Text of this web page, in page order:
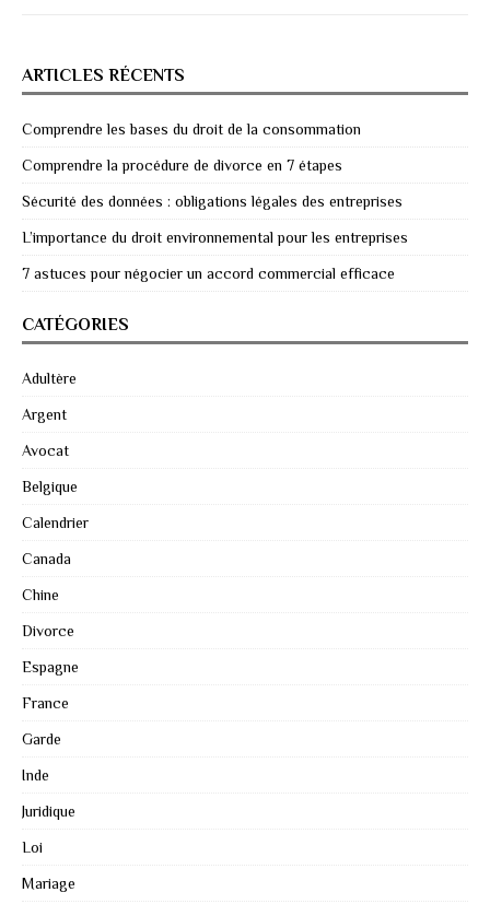
ARTICLES RÉCENTS
Comprendre les bases du droit de la consommation
Comprendre la procédure de divorce en 7 étapes
Sécurité des données : obligations légales des entreprises
L’importance du droit environnemental pour les entreprises
7 astuces pour négocier un accord commercial efficace
CATÉGORIES
Adultère
Argent
Avocat
Belgique
Calendrier
Canada
Chine
Divorce
Espagne
France
Garde
Inde
Juridique
Loi
Mariage